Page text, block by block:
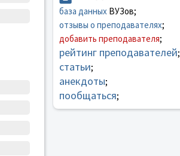
база данныхВУЗов;
отзывы о преподавателях;
добавить преподавателя;
рейтинг преподавателей;
статьи;
анекдоты;
пообщаться;